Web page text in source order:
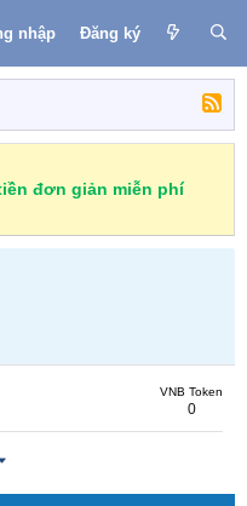
nhập Đăng ký
đơn giản miễn phí
VNB Token
0